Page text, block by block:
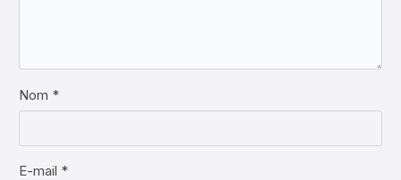
Nom *
E-mail *